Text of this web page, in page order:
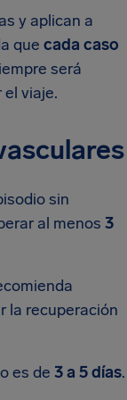
y aplican a
que cada caso
será
viaje.
sin
al menos 3
la recuperación
es de 3 a 5 días.